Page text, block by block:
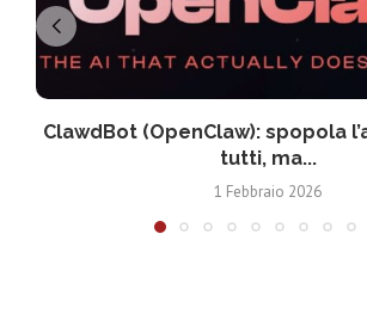
ClawdBot (OpenClaw): spopola
tutti, ma...
1 Febbraio 2026